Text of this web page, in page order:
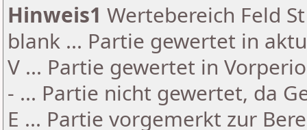
Hinweis1 Wertebereich Feld
blank ... Partie gewertet in
V ... Partie gewertet in
- ... Partie nicht gewertet, da
E ... Partie vorgemerkt zur